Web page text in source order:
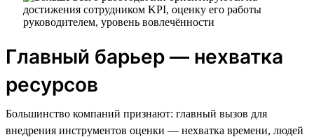
Главный барьер — нехватка
ресурсов
Большинство компаний признают: главный вызов для
внедрения инструментов оценки — нехватка времени, людей